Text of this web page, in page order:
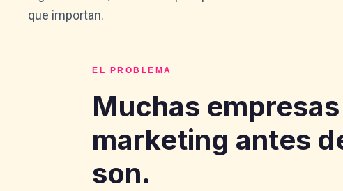
que importan.
EL PROBLEMA
Muchas
marketing antes
son.